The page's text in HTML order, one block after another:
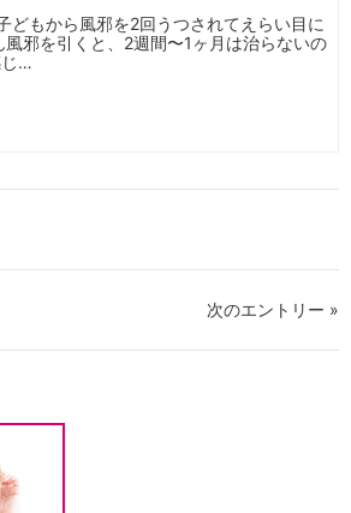
どもから風邪を2回うつされてえらい目に
邪を引くと、2週間〜1ヶ月は治らないの
じ…
次のエントリー »